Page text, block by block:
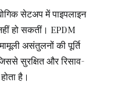
सेटअप में पाइपलाइन
हो सकतीं। EPDM
असंतुलनों की पूर्ति
सुरक्षित और रिसाव-
है।